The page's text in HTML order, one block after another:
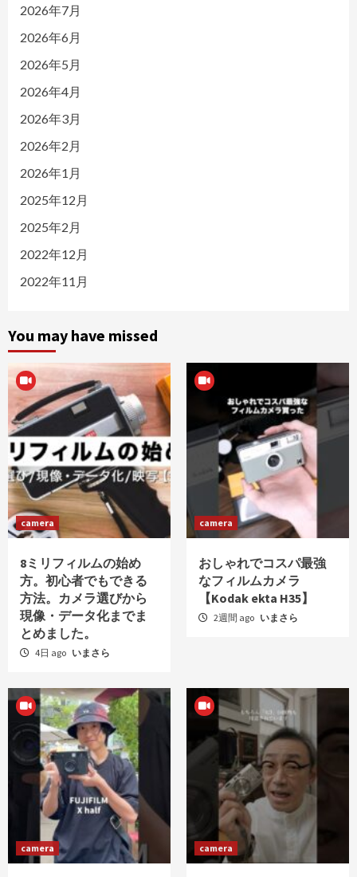
2026年7月
2026年6月
2026年5月
2026年4月
2026年3月
2026年2月
2026年1月
2025年12月
2025年2月
2022年12月
2022年11月
You may have missed
camera
8ミリフィルムの始め
方。初心者でもできる
方法。カメラ選びから
現像・データ化までま
とめました。
4日 ago いまさら
camera
おしゃれでコスパ最強
なフィルムカメラ
【Kodak ekta H35】
2週間 ago いまさら
camera camera